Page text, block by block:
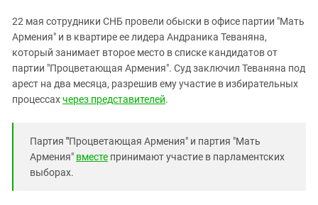
22 мая сотрудники СНБ провели обыски в офисе партии "Мать
Армения" и в квартире ее лидера Андраника Теваняна,
который занимает второе место в списке кандидатов от
партии "Процветающая Армения". Суд заключил Теваняна под
арест на два месяца, разрешив ему участие в избирательных
процессахчерез представителей.
Партия "Процветающая Армения" и партия "Мать
Армения" вместе принимают участие в парламентских
выборах.